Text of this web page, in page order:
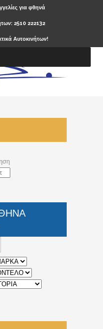
για φθηνά
2510 222132
Αυτοκινήτων!